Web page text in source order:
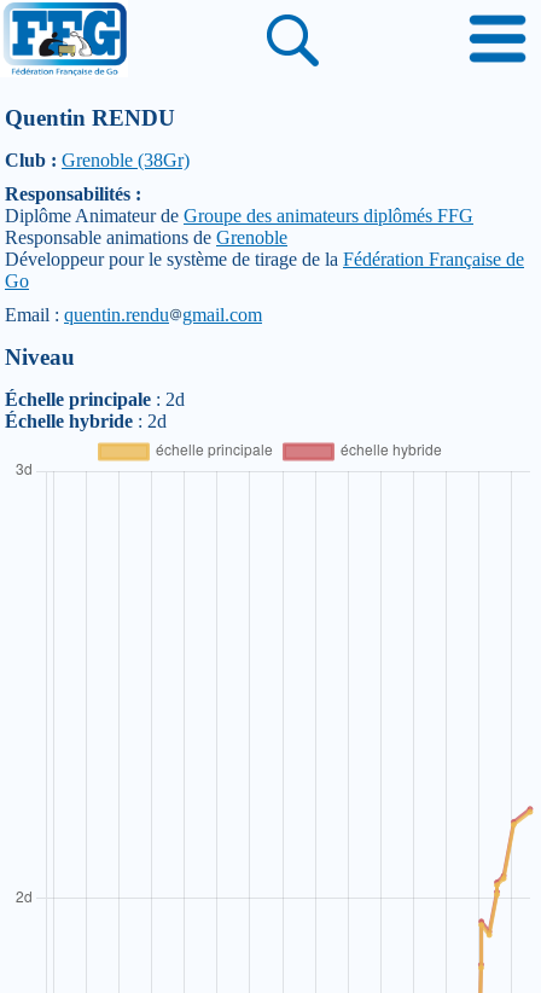
Quentin RENDU
Club : Grenoble (38Gr)
Responsabilités :
Diplôme Animateur de Groupe des animateurs diplômés FFG
Responsable animations de Grenoble
Développeur pour le système de tirage de la Fédération Française de
Go
Email : quentin.rendu gmail.com
Niveau
Échelle principale : 2d
Échelle hybride : 2d